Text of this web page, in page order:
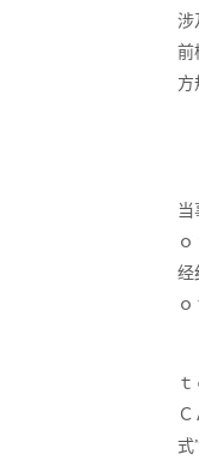
涉
前
方
经
式